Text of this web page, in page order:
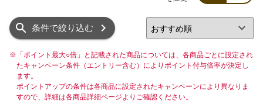
条件で絞り込む
※ 「ポイント最大○倍」と記載された商品については、各商品ごとに設定され
たキャンペーン条件（エントリー含む）によりポイント付与倍率が決定し
ます。
ポイントアップの条件は各商品に設定されたキャンペーンにより異なりま
すので、詳細は各商品詳細ページよりご確認ください。